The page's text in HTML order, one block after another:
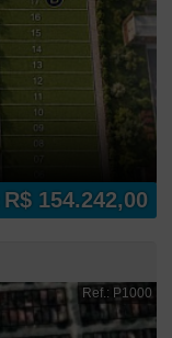
R$ 154.242,00
Ref.: P1000